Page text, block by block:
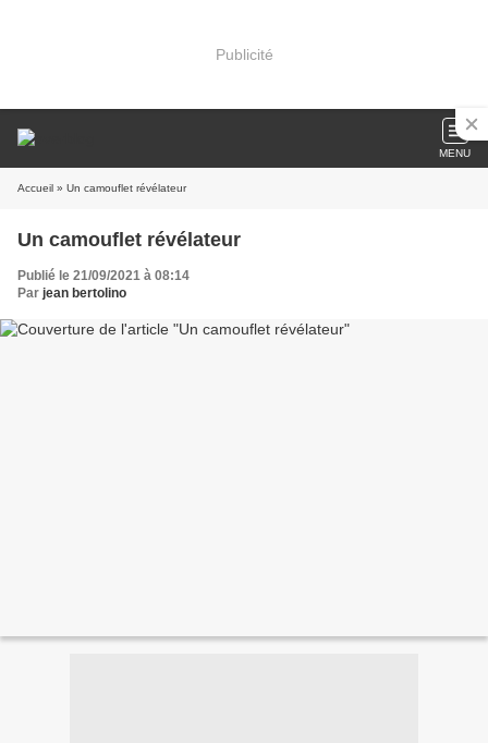
Publicité
MENU
Accueil » Un camouflet révélateur
Un camouflet révélateur
Publié le 21/09/2021 à 08:14
Par jean bertolino